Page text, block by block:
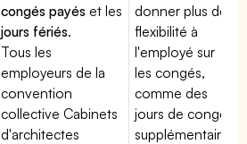
congés payés et les
jours fériés.
Tous les
employeurs de la
convention
collective Cabinets
d'architectes
donner plus de
flexibilité à
l'employé sur
les congés,
comme des
jours de congé
supplémentaires